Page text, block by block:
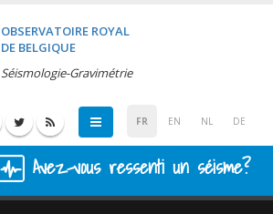
OBSERVATOIRE ROYAL
DE BELGIQUE
Séismologie-Gravimétrie
FR EN NL DE
Avez-vous ressenti un séisme?